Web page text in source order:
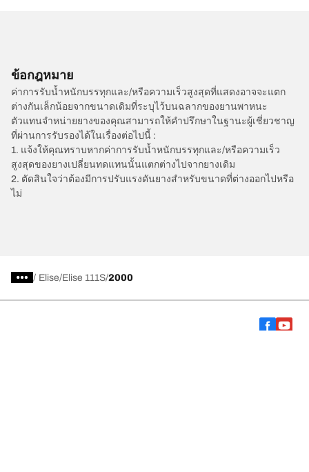
ข้อกฎหมาย
ค่าการรับน้ำหนักบรรทุกและ/หรือความเร็วสูงสุดที่แสดงอาจจะแตก
ต่างกันเล็กน้อยจากขนาดเดิมที่ระบุไว้บนฉลากของยานพาหนะ
ตัวแทนจำหน่ายยางของคุณสามารถให้คำปรึกษาในฐานะผู้เชี่ยวชาญ
ที่ผ่านการรับรองได้ในเรื่องต่อไปนี้ :
1. แจ้งให้คุณทราบหากค่าการรับน้ำหนักบรรทุกและ/หรือความเร็ว
สูงสุดของยางเปลี่ยนทดแทนนั้นแตกต่างไปจากยางเดิม
2. ตัดสินใจว่าต้องมีการปรับแรงดันยางสำหรับขนาดที่ต่างออกไปหรือ
ไม่
/ Elise Elise 111S 2000